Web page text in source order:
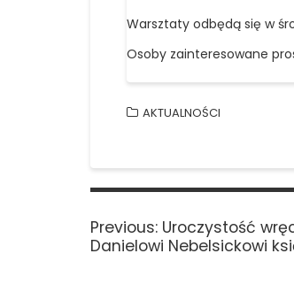
Warsztaty odbędą się w
Osoby zainteresowane
AKTUALNOŚCI
Nawigacja
Previous: Previous
post:
Uroczystość
Danielowi Nebelsickowi